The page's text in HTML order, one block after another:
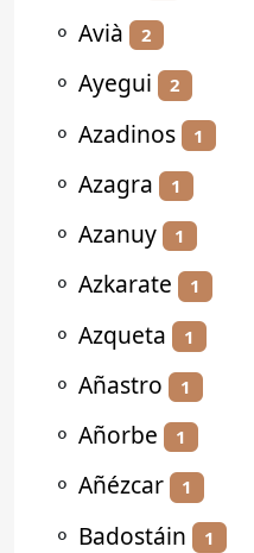
⚬ Avià 2
⚬ Ayegui 2
⚬ Azadinos 1
⚬ Azagra 1
⚬ Azanuy 1
⚬ Azkarate 1
⚬ Azqueta 1
⚬ Añastro 1
⚬ Añorbe 1
⚬ Añézcar 1
⚬ Badostáin 1